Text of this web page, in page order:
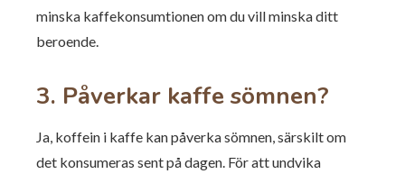
minska kaffekonsumtionen om du vill minska ditt
beroende.
3. Påverkar kaffe sömnen?
Ja, koffein i kaffe kan påverka sömnen, särskilt om
det konsumeras sent på dagen. För att undvika